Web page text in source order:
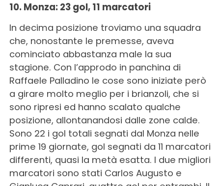
10. Monza: 23 gol, 11 marcatori
In decima posizione troviamo una squadra
che, nonostante le premesse, aveva
cominciato abbastanza male la sua
stagione. Con l’approdo in panchina di
Raffaele Palladino le cose sono iniziate però
a girare molto meglio per i brianzoli, che si
sono ripresi ed hanno scalato qualche
posizione, allontanandosi dalle zone calde.
Sono 22 i gol totali segnati dal Monza nelle
prime 19 giornate, gol segnati da 11 marcatori
differenti, quasi la metà esatta. I due migliori
marcatori sono stati Carlos Augusto e